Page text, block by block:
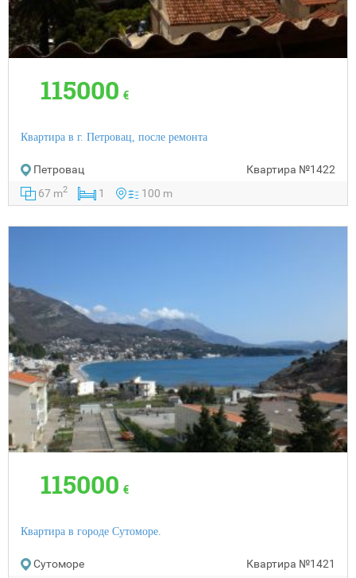
115000 €
Квартира в г. Петровац, после ремонта
Петровац Квартира №1422
67 m2 1 100 m
115000 €
Квартира в городе Сутоморе.
Сутоморе Квартира №1421